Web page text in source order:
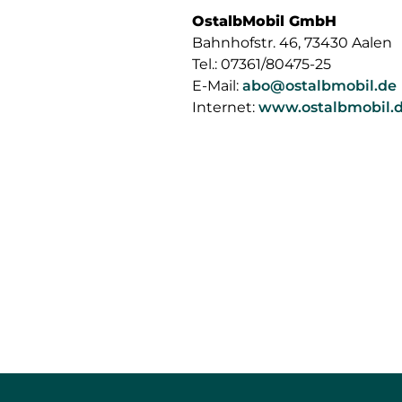
OstalbMobil GmbH
Bahnhofstr. 46, 73430 Aalen
Tel.: 07361/80475-25
E-Mail: abo@ostalbmobil.de
Internet: